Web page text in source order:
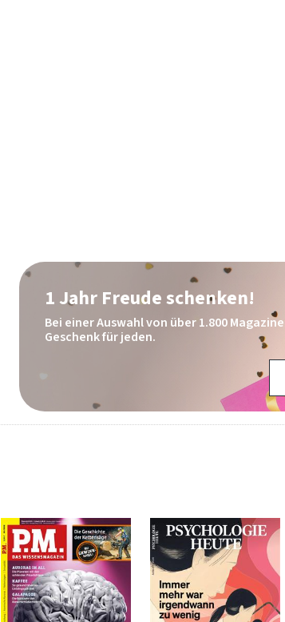
1 Jahr Freude schenken!
Bei einer Auswahl von über 1.800
Geschenk für jeden.